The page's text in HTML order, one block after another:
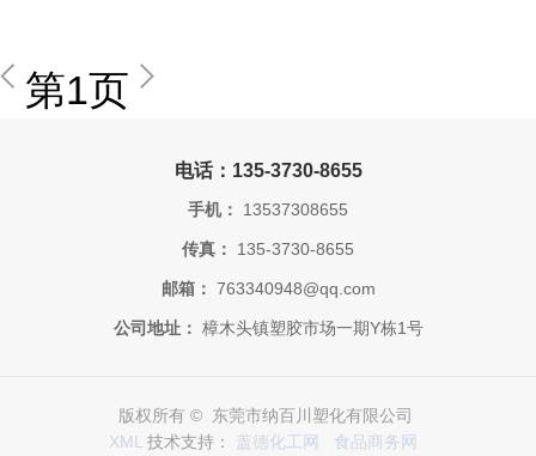
第1页
电话：135-3730-8655
手机： 13537308655
传真： 135-3730-8655
邮箱： 763340948@qq.com
公司地址： 樟木头镇塑胶市场一期Y栋1号
版权所有 © 东莞市纳百川塑化有限公司
XML 技术支持： 盖德化工网 食品商务网